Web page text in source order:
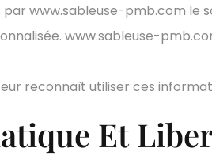
www.sableuse-pmb.com le
www.sableuse-
reconnaît utiliser ces
Et